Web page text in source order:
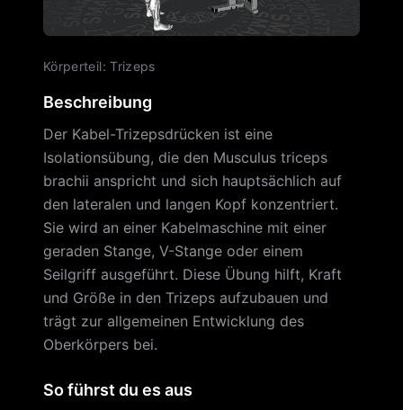
Körperteil: Trizeps
Beschreibung
Der Kabel-Trizepsdrücken ist eine
Isolationsübung, die den Musculus triceps
brachii anspricht und sich hauptsächlich auf
den lateralen und langen Kopf konzentriert.
Sie wird an einer Kabelmaschine mit einer
geraden Stange, V-Stange oder einem
Seilgriff ausgeführt. Diese Übung hilft, Kraft
und Größe in den Trizeps aufzubauen und
trägt zur allgemeinen Entwicklung des
Oberkörpers bei.
So führst du es aus